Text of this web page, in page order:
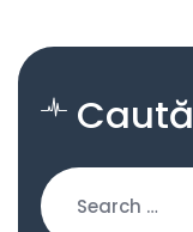
Caută